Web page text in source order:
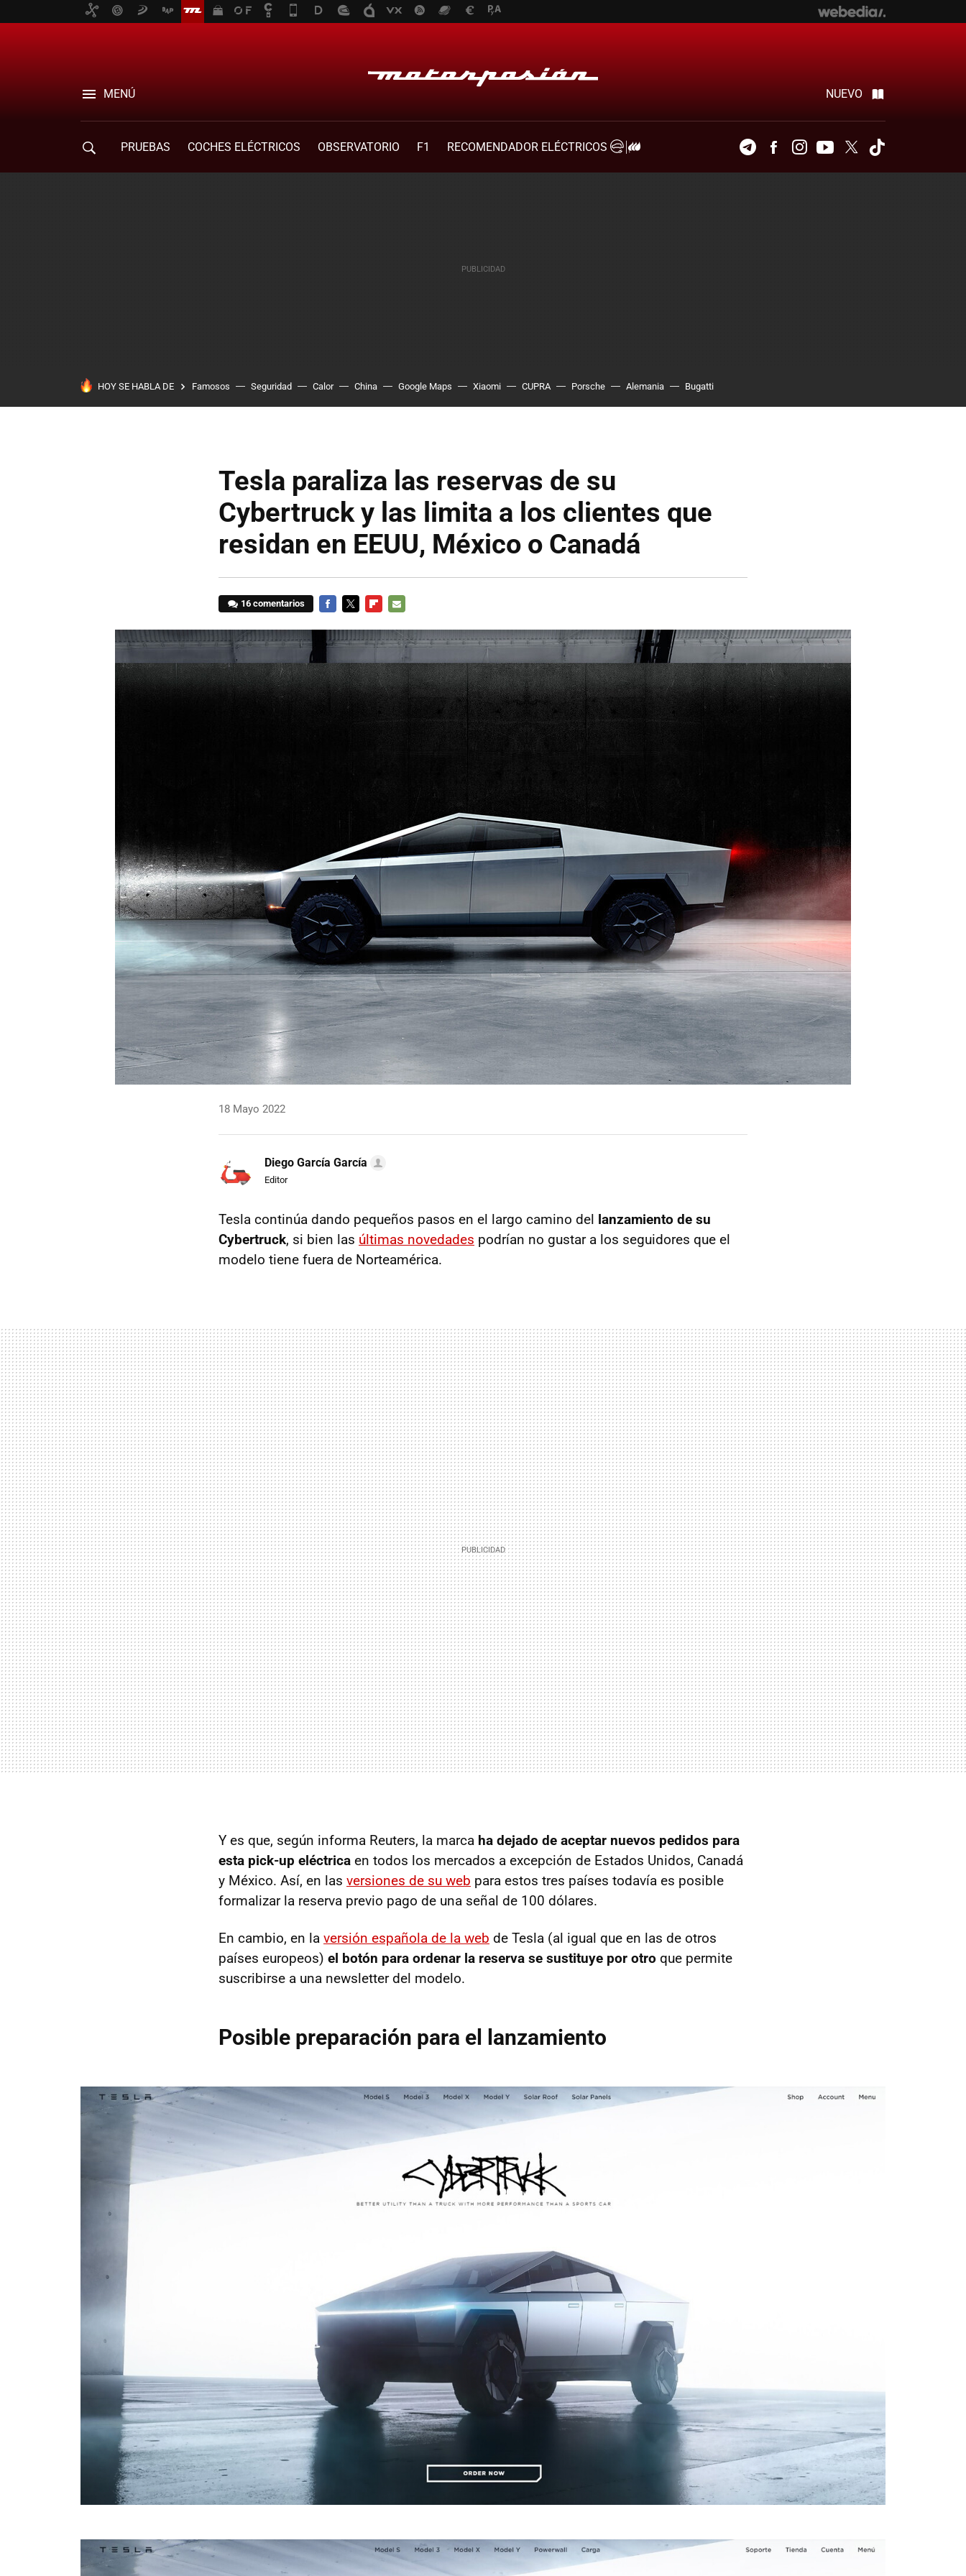
MENÚ NUEVO
PRUEBAS COCHES ELÉCTRICOS OBSERVATORIO F1
RECOMENDADOR ELÉCTRICOS
TelegramFacebookInstagramYoutubeTwitter
HOY SE HABLA DE Famosos Seguridad Calor China Google Maps Xiaomi CUPRA Porsche Alemania Bugatti
Tesla paraliza las reservas de su
Cybertruck y las limita a los clientes que
residan en EEUU, México o Canadá
16 comentarios
MAIL
18 Mayo 2022
Diego García García
Editor
Tesla continúa dando pequeños pasos en el largo camino del lanzamiento de su
Cybertruck, si bien las últimas novedades podrían no gustar a los seguidores que el
modelo tiene fuera de Norteamérica.
Y es que, según informa Reuters, la marca ha dejado de aceptar nuevos pedidos para
esta pick-up eléctrica en todos los mercados a excepción de Estados Unidos, Canadá
y México. Así, en las versiones de su web para estos tres países todavía es posible
formalizar la reserva previo pago de una señal de 100 dólares.
En cambio, en la versión española de la web de Tesla (al igual que en las de otros
países europeos) el botón para ordenar la reserva se sustituye por otro que permite
suscribirse a una newsletter del modelo.
Posible preparación para el lanzamiento